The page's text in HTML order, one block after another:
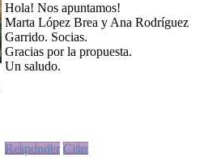
Hola! Nos apuntamos!
Marta López Brea y Ana Rodríguez
Garrido. Socias.
Gracias por la propuesta.
Un saludo.
Responder Citar